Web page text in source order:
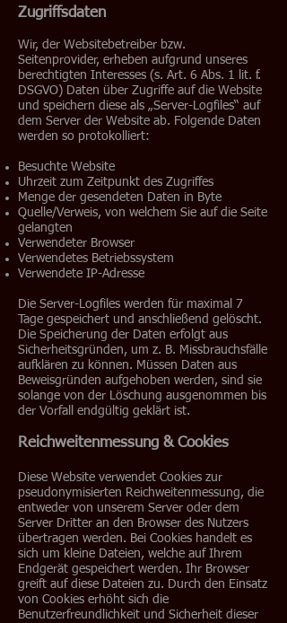
Zugriffsdaten
Wir, der Websitebetreiber bzw.
Seitenprovider, erheben aufgrund unseres
berechtigten Interesses (s. Art. 6 Abs. 1 lit. f.
DSGVO) Daten über Zugriffe auf die Website
und speichern diese als „Server-Logfiles“ auf
dem Server der Website ab. Folgende Daten
werden so protokolliert:
Besuchte Website
Uhrzeit zum Zeitpunkt des Zugriffes
Menge der gesendeten Daten in Byte
Quelle/Verweis, von welchem Sie auf die Seite
gelangten
Verwendeter Browser
Verwendetes Betriebssystem
Verwendete IP-Adresse
Die Server-Logfiles werden für maximal 7
Tage gespeichert und anschließend gelöscht.
Die Speicherung der Daten erfolgt aus
Sicherheitsgründen, um z. B. Missbrauchsfälle
aufklären zu können. Müssen Daten aus
Beweisgründen aufgehoben werden, sind sie
solange von der Löschung ausgenommen bis
der Vorfall endgültig geklärt ist.
Reichweitenmessung & Cookies
Diese Website verwendet Cookies zur
pseudonymisierten Reichweitenmessung, die
entweder von unserem Server oder dem
Server Dritter an den Browser des Nutzers
übertragen werden. Bei Cookies handelt es
sich um kleine Dateien, welche auf Ihrem
Endgerät gespeichert werden. Ihr Browser
greift auf diese Dateien zu. Durch den Einsatz
von Cookies erhöht sich die
Benutzerfreundlichkeit und Sicherheit dieser